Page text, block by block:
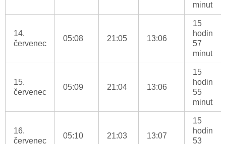
minut
14.
červenec
05:08 21:05 13:06
15
hodin
57
minut
15.
červenec
05:09 21:04 13:06
15
hodin
55
minut
16.
červenec
05:10 21:03 13:07
15
hodin
53